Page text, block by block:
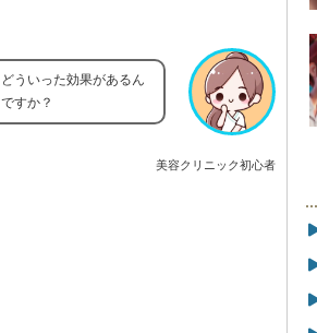
美容クリニック初心者
どういった効果があるん
ですか？